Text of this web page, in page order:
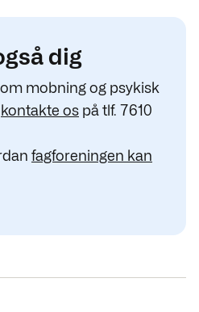
dig
mobning og psykisk
kontakte os på tlf. 7610
fagforeningen kan